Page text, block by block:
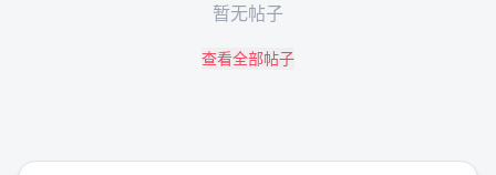
暂无帖子
查看全部帖子